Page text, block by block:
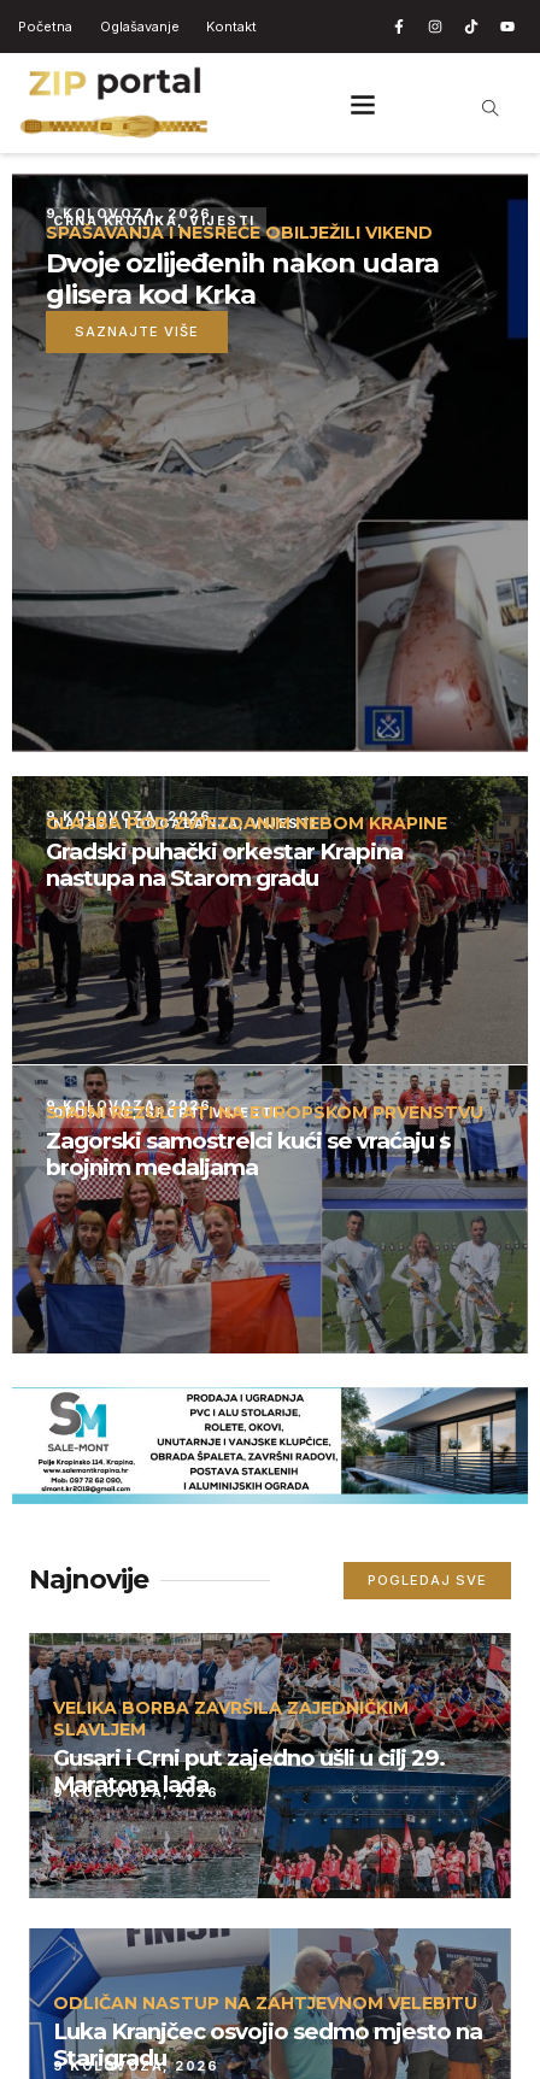
Početna Oglašavanje Kontakt
CRNA KRONIKA,VIJESTI
9 KOLOVOZA, 2026
SPAŠAVANJA I NESREĆE OBILJEŽILI VIKEND
Dvoje ozlijeđenih nakon udara
glisera kod Krka
SAZNAJTE VIŠE
NAJAVE I DOGAĐANJA,VIJESTI
9 KOLOVOZA, 2026
GLAZBA POD ZVJEZDANIM NEBOM KRAPINE
Gradski puhački orkestar Krapina
nastupa na Starom gradu
DRUŠTVO,SPORT,VIJESTI
9 KOLOVOZA, 2026
SJAJNI REZULTATI NA EUROPSKOM PRVENSTVU
Zagorski samostrelci kući se vraćaju s
brojnim medaljama
Najnovije POGLEDAJ SVE
VELIKA BORBA ZAVRŠILA ZAJEDNIČKIM
SLAVLJEM
Gusari i Crni put zajedno ušli u cilj 29.
Maratona lađa
9 KOLOVOZA, 2026
ODLIČAN NASTUP NA ZAHTJEVNOM VELEBITU
Luka Kranjčec osvojio sedmo mjesto na
Starigradu
9 KOLOVOZA, 2026